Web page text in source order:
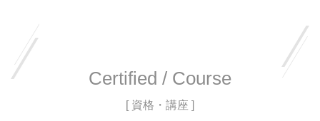
Certified / Course
[ 資格・講座 ]